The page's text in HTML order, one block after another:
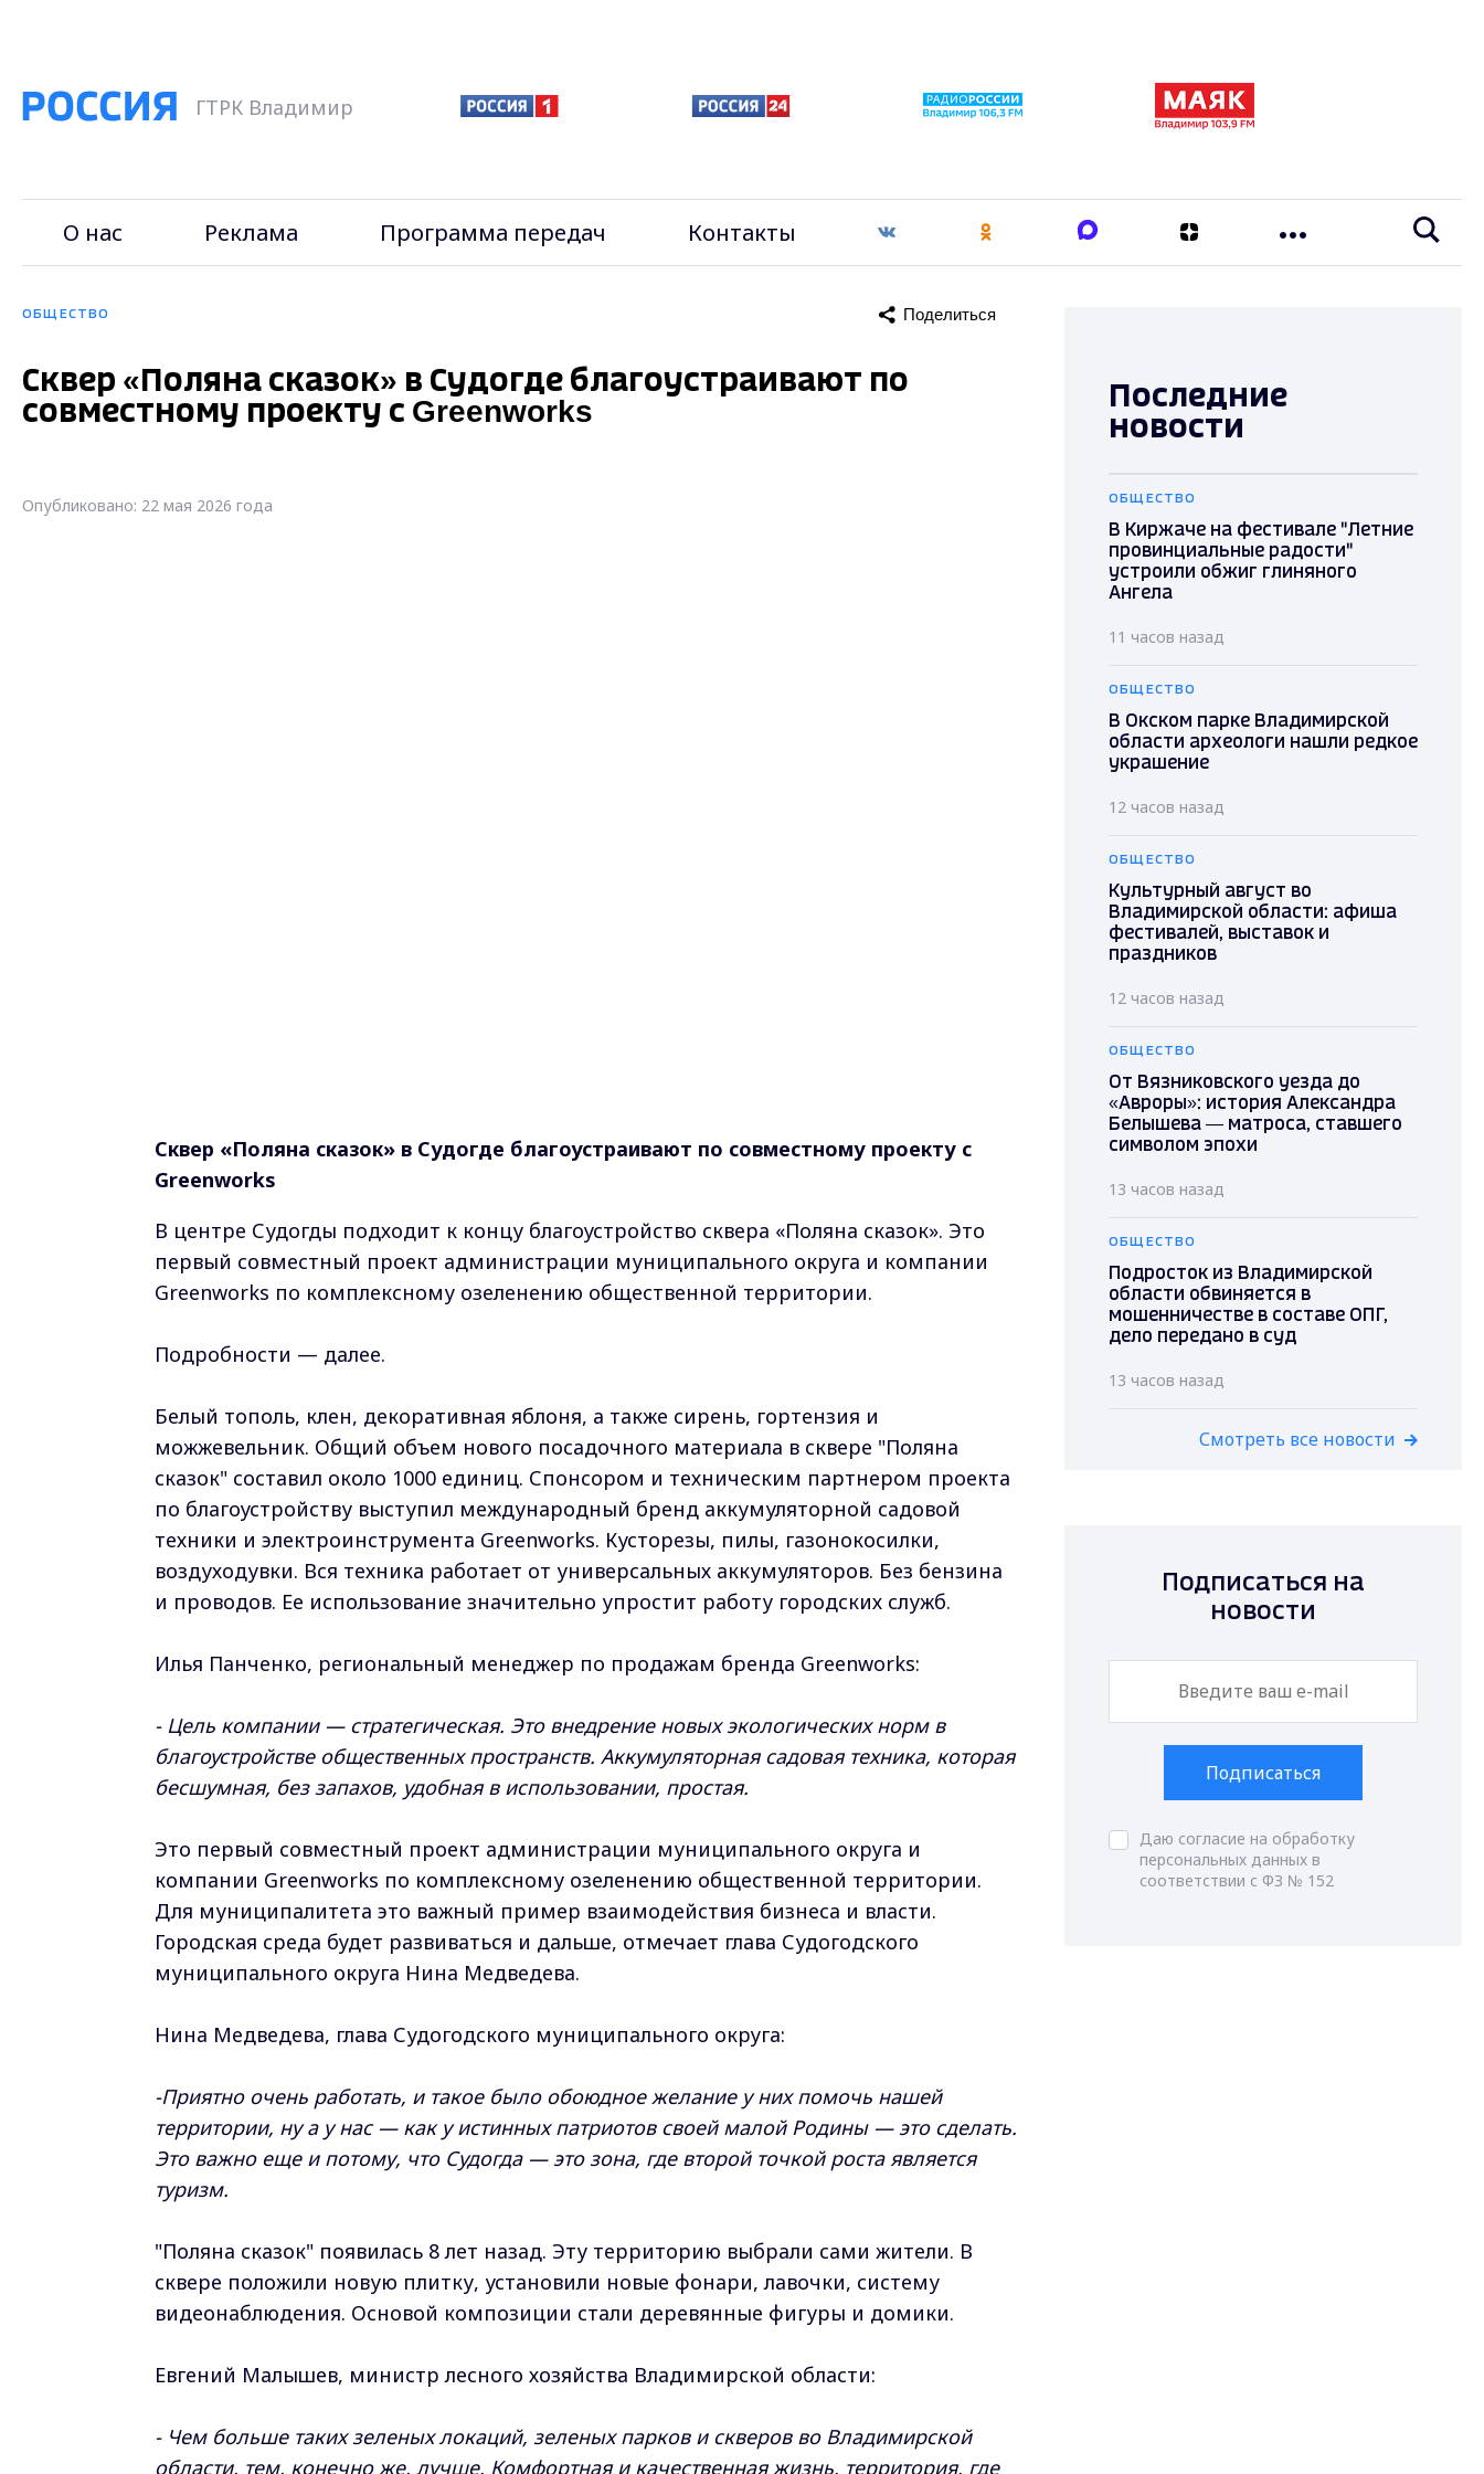
ГТРК Владимир
О нас Реклама Программа передач Контакты
ОБЩЕСТВО Поделиться
Сквер «Поляна сказок» в Судогде благоустраивают по
совместному проекту с Greenworks
Опубликовано: 22 мая 2026 года
Сквер «Поляна сказок» в Судогде благоустраивают по совместному проекту с
Greenworks
В центре Судогды подходит к концу благоустройство сквера «Поляна сказок». Это
первый совместный проект администрации муниципального округа и компании
Greenworks по комплексному озеленению общественной территории.
Подробности — далее.
Белый тополь, клен, декоративная яблоня, а также сирень, гортензия и
можжевельник. Общий объем нового посадочного материала в сквере "Поляна
сказок" составил около 1000 единиц. Спонсором и техническим партнером проекта
по благоустройству выступил международный бренд аккумуляторной садовой
техники и электроинструмента Greenworks. Кусторезы, пилы, газонокосилки,
воздуходувки. Вся техника работает от универсальных аккумуляторов. Без бензина
и проводов. Ее использование значительно упростит работу городских служб.
Илья Панченко, региональный менеджер по продажам бренда Greenworks:
- Цель компании — стратегическая. Это внедрение новых экологических норм в
благоустройстве общественных пространств. Аккумуляторная садовая техника, которая
бесшумная, без запахов, удобная в использовании, простая.
Это первый совместный проект администрации муниципального округа и
компании Greenworks по комплексному озеленению общественной территории.
Для муниципалитета это важный пример взаимодействия бизнеса и власти.
Городская среда будет развиваться и дальше, отмечает глава Судогодского
муниципального округа Нина Медведева.
Нина Медведева, глава Судогодского муниципального округа:
-Приятно очень работать, и такое было обоюдное желание у них помочь нашей
территории, ну а у нас — как у истинных патриотов своей малой Родины — это сделать.
Это важно еще и потому, что Судогда — это зона, где второй точкой роста является
туризм.
"Поляна сказок" появилась 8 лет назад. Эту территорию выбрали сами жители. В
сквере положили новую плитку, установили новые фонари, лавочки, систему
видеонаблюдения. Основой композиции стали деревянные фигуры и домики.
Евгений Малышев, министр лесного хозяйства Владимирской области:
- Чем больше таких зеленых локаций, зеленых парков и скверов во Владимирской
области, тем, конечно же, лучше. Комфортная и качественная жизнь, территория, где
Последние
новости
ОБЩЕСТВО
В Киржаче на фестивале "Летние
провинциальные радости"
устроили обжиг глиняного
Ангела
11 часов назад
ОБЩЕСТВО
В Окском парке Владимирской
области археологи нашли редкое
украшение
12 часов назад
ОБЩЕСТВО
Культурный август во
Владимирской области: афиша
фестивалей, выставок и
праздников
12 часов назад
ОБЩЕСТВО
От Вязниковского уезда до
«Авроры»: история Александра
Белышева — матроса, ставшего
символом эпохи
13 часов назад
ОБЩЕСТВО
Подросток из Владимирской
области обвиняется в
мошенничестве в составе ОПГ,
дело передано в суд
13 часов назад
Смотреть все новости
Подписаться на
новости
Подписаться
Даю согласие на обработку
персональных данных в
соответствии с ФЗ № 152